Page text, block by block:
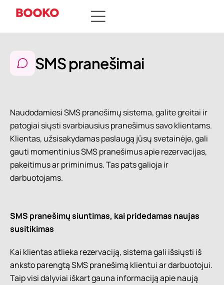
SMS pranešimai
Naudodamiesi SMS pranešimų sistema, galite greitai ir
patogiai siųsti svarbiausius pranešimus savo klientams.
Klientas, užsisakydamas paslaugą jūsų svetainėje, gali
gauti momentinius SMS pranešimus apie rezervacijas,
pakeitimus ar priminimus. Tas pats galioja ir
darbuotojams.
SMS pranešimų siuntimas, kai pridedamas naujas
susitikimas
Kai klientas atlieka rezervaciją, sistema gali išsiųsti iš
anksto parengtą SMS pranešimą klientui ar darbuotojui.
Taip visi dalyviai iškart gauna informaciją apie naują